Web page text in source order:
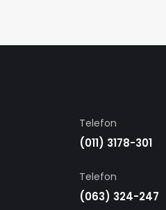
Telefon
(011) 3178-301
Telefon
(063) 324-247